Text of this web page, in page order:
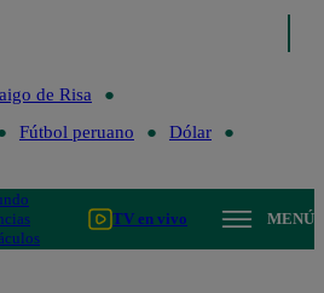
de Risa
Fútbol peruano
Dólar
TV en vivo MENÚ